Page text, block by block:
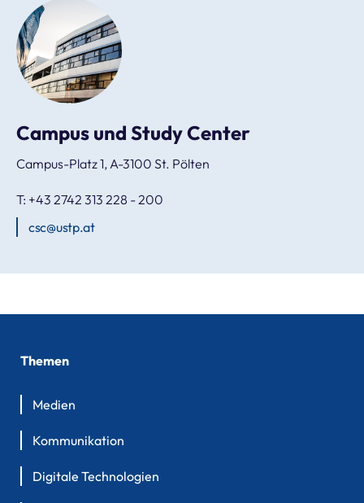
Campus und Study Center
Campus-Platz 1, A-3100 St. Pölten
T: +43 2742 313 228 - 200
csc@ustp.at
Themen
Medien
Kommunikation
Digitale Technologien